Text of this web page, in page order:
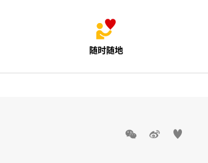
随时随地
  